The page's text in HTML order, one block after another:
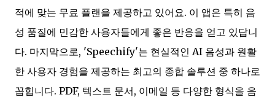
적에 맞는 무료 플랜을 제공하고 있어요. 이 앱은 특히 음
성 품질에 민감한 사용자들에게 좋은 반응을 얻고 있답니
다. 마지막으로, 'Speechify'는 현실적인 AI 음성과 원활
한 사용자 경험을 제공하는 최고의 종합 솔루션 중 하나로
꼽힙니다. PDF, 텍스트 문서, 이메일 등 다양한 형식을 음